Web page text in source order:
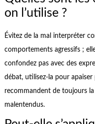
on l’utilise ?
Évitez de la mal interpréter
comportements agressifs ;
confondez pas avec des
débat, utilisez-la pour apaiser
recommandent de toujours
malentendus.